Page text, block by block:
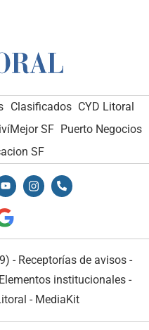
Clasificados CYD Litoral
SF Puerto Negocios
SF
- Receptorías de avisos -
Elementos institucionales -
- MediaKit